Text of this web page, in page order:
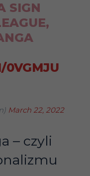
SIGN
0VGMJU
March 22, 2022
– czyli